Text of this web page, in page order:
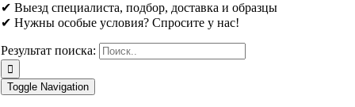
✔ Выезд специалиста, подбор, доставка и образцы
✔ Нужны особые условия? Спросите у нас!
Результат поиска:
Toggle Navigation